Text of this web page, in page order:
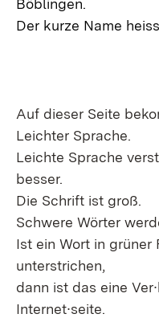
Böblingen.
Der kurze Name
Auf dieser Seite
Leichter Sprache.
Leichte Sprache
besser.
Die Schrift ist groß.
Schwere Wörter
Ist ein Wort in grüner
unterstrichen,
dann ist das eine
Internet∙seite.